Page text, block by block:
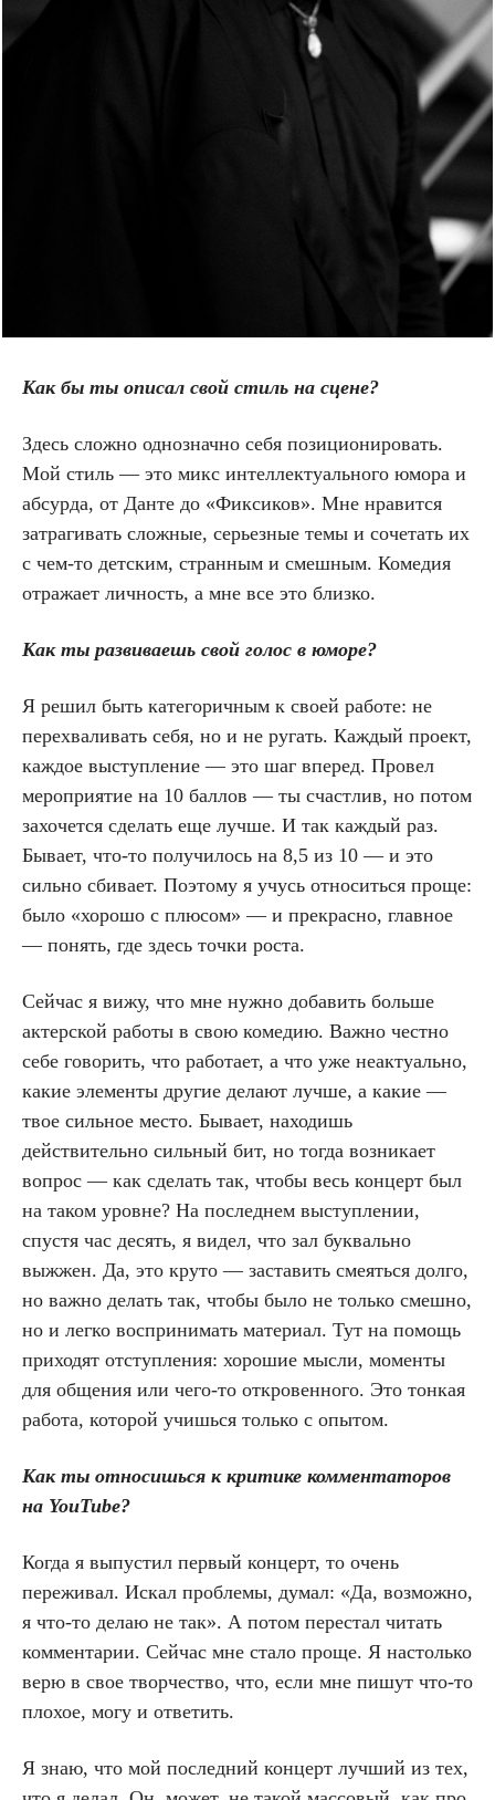
Как бы ты описал свой стиль на сцене?
Здесь сложно однозначно себя позиционировать.
Мой стиль — это микс интеллектуального юмора и
абсурда, от Данте до «Фиксиков». Мне нравится
затрагивать сложные, серьезные темы и сочетать их
с чем-то детским, странным и смешным. Комедия
отражает личность, а мне все это близко.
Как ты развиваешь свой голос в юморе?
Я решил быть категоричным к своей работе: не
перехваливать себя, но и не ругать. Каждый проект,
каждое выступление — это шаг вперед. Провел
мероприятие на 10 баллов — ты счастлив, но потом
захочется сделать еще лучше. И так каждый раз.
Бывает, что-то получилось на 8,5 из 10 — и это
сильно сбивает. Поэтому я учусь относиться проще:
было «хорошо с плюсом» — и прекрасно, главное
— понять, где здесь точки роста.
Сейчас я вижу, что мне нужно добавить больше
актерской работы в свою комедию. Важно честно
себе говорить, что работает, а что уже неактуально,
какие элементы другие делают лучше, а какие —
твое сильное место. Бывает, находишь
действительно сильный бит, но тогда возникает
вопрос — как сделать так, чтобы весь концерт был
на таком уровне? На последнем выступлении,
спустя час десять, я видел, что зал буквально
выжжен. Да, это круто — заставить смеяться долго,
но важно делать так, чтобы было не только смешно,
но и легко воспринимать материал. Тут на помощь
приходят отступления: хорошие мысли, моменты
для общения или чего-то откровенного. Это тонкая
работа, которой учишься только с опытом.
Как ты относишься к критике комментаторов
на YouTube?
Когда я выпустил первый концерт, то очень
переживал. Искал проблемы, думал: «Да, возможно,
я что-то делаю не так». А потом перестал читать
комментарии. Сейчас мне стало проще. Я настолько
верю в свое творчество, что, если мне пишут что-то
плохое, могу и ответить.
Я знаю, что мой последний концерт лучший из тех,